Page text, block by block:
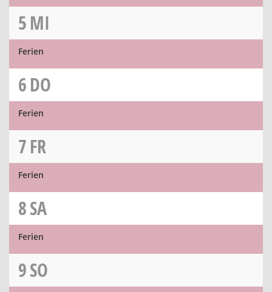
5MI
Ferien
6DO
Ferien
7FR
Ferien
8SA
Ferien
9SO